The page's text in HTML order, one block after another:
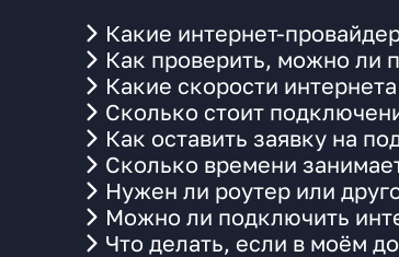
Какие интернет-
Как проверить, можно ли
Какие скорости
Сколько стоит
Как оставить заявку на
Сколько времени
Нужен ли роутер или
Можно ли подключить
Что делать, если в моём